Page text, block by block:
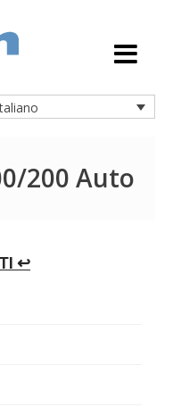
200 Auto
↩